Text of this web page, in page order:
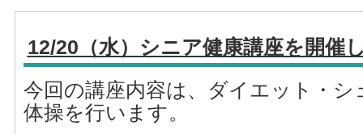
12/20（水）シニア健康講座を開催
今回の講座内容は、ダイエット・
体操を行います。